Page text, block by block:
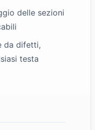
delle sezioni
da difetti,
testa